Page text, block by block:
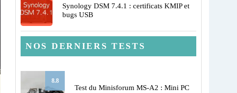
Synology DSM 7.4.1 : certificats KMIP et
bugs USB
NOS DERNIERS TESTS
8.8
Test du Minisforum MS-A2 : Mini PC